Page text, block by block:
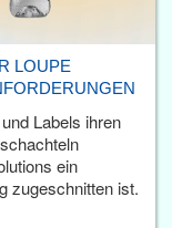
LOUPE
Labels ihren
ein
zugeschnitten ist.